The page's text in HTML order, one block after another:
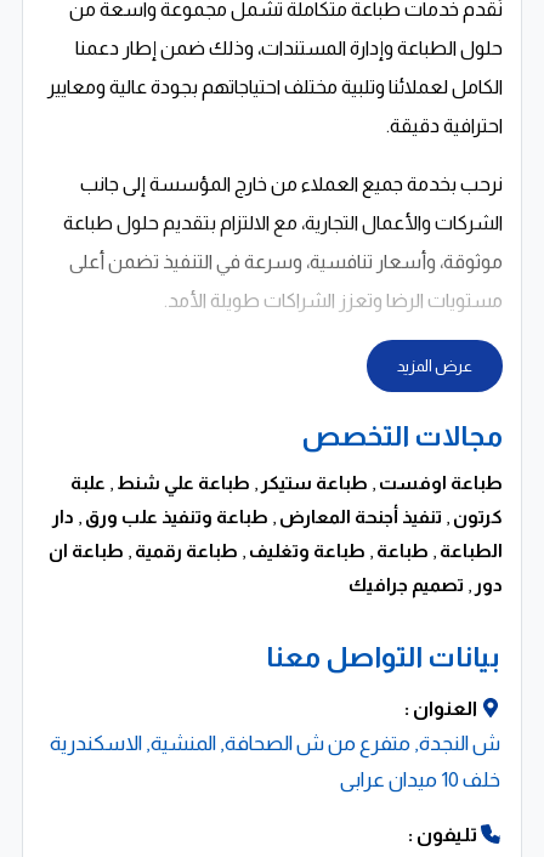
نُقدم خدمات طباعة متكاملة تشمل مجموعة واسعة من
حلول الطباعة وإدارة المستندات، وذلك ضمن إطار دعمنا
الكامل لعملائنا وتلبية مختلف احتياجاتهم بجودة عالية ومعايير
احترافية دقيقة.
نرحب بخدمة جميع العملاء من خارج المؤسسة إلى جانب
الشركات والأعمال التجارية، مع الالتزام بتقديم حلول طباعة
موثوقة، وأسعار تنافسية، وسرعة في التنفيذ تضمن أعلى
مستويات الرضا وتعزز الشراكات طويلة الأمد.
عرض المزيد
مجالات التخصص
طباعة اوفست , طباعة ستيكر , طباعة علي شنط , علبة
كرتون , تنفيذ أجنحة المعارض , طباعة وتنفيذ علب ورق , دار
الطباعة , طباعة , طباعة وتغليف , طباعة رقمية , طباعة ان
دور , تصميم جرافيك
بيانات التواصل معنا
العنوان :
ش النجدة, متفرع من ش الصحافة, المنشية, الاسكندرية
خلف 10 ميدان عرابى
تليفون :